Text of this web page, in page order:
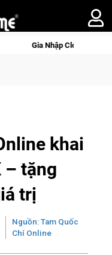
Closed Beta Norse Saga:
khai
– tặng
trị
Nguồn: Tam Quốc
Chí Online